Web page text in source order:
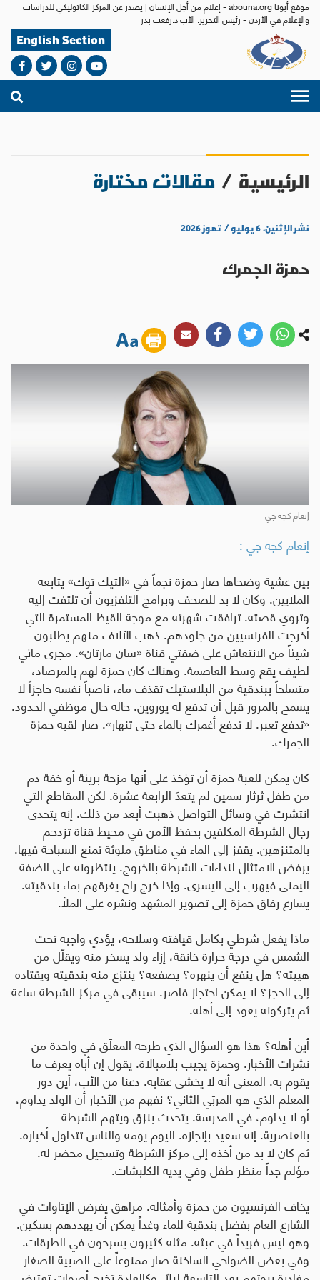
موقع أبونا abouna.org - إعلام من أجل الإنسان | يصدر عن المركز الكاثوليكي للدراسات
والإعلام في الأردن - رئيس التحرير: الأب د.رفعت بدر
English Section
الرئيسية / مقالات مختارة
نشر الإثنين، ٦ يوليو / تموز ٢٠٢٦
حمزة الجمرك
إنعام كجه جي
إنعام كجه جي :
بين عشية وضحاها صار حمزة نجماً في «التيك توك» يتابعه
الملايين. وكان لا بد للصحف وبرامج التلفزيون أن تلتفت إليه
وتروي قصته. ترافقت شهرته مع موجة القيظ المستمرة التي
أخرجت الفرنسيين من جلودهم. ذهب الآلاف منهم يطلبون
شيئاً من الانتعاش على ضفتي قناة «سان مارتان». مجرى مائي
لطيف يقع وسط العاصمة. وهناك كان حمزة لهم بالمرصاد،
متسلحاً ببندقية من البلاستيك تقذف ماء، ناصباً نفسه حاجزاً لا
يسمح بالمرور قبل أن تدفع له يوروين. حاله حال موظفي الحدود.
«تدفع تعبر. لا تدفع أغمرك بالماء حتى تنهار». صار لقبه حمزة
الجمرك.
كان يمكن للعبة حمزة أن تؤخذ على أنها مزحة بريئة أو خفة دم
من طفل ثرثار سمين لم يتعدَ الرابعة عشرة. لكن المقاطع التي
انتشرت في وسائل التواصل ذهبت أبعد من ذلك. إنه يتحدى
رجال الشرطة المكلفين بحفظ الأمن في محيط قناة تزدحم
بالمتنزهين. يقفز إلى الماء في مناطق ملوثة تمنع السباحة فيها.
يرفض الامتثال لنداءات الشرطة بالخروج. ينتظرونه على الضفة
اليمنى فيهرب إلى اليسرى. وإذا خرج راح يغرقهم بماء بندقيته.
يسارع رفاق حمزة إلى تصوير المشهد ونشره على الملأ.
ماذا يفعل شرطي بكامل قيافته وسلاحه، يؤدي واجبه تحت
الشمس في درجة حرارة خانقة، إزاء ولد يسخر منه ويقلّل من
هيبته؟ هل ينفع أن ينهره؟ يصفعه؟ ينتزع منه بندقيته ويقتاده
إلى الحجز؟ لا يمكن احتجاز قاصر. سيبقى في مركز الشرطة ساعة
ثم يتركونه يعود إلى أهله.
أين أهله؟ هذا هو السؤال الذي طرحه المعلّق في واحدة من
نشرات الأخبار. وحمزة يجيب بلامبالاة. يقول إن أباه يعرف ما
يقوم به. المعنى أنه لا يخشى عقابه. دعنا من الأب، أين دور
المعلم الذي هو المربّي الثاني؟ نفهم من الأخبار أن الولد يداوم،
أو لا يداوم، في المدرسة. يتحدث بنزق ويتهم الشرطة
بالعنصرية. إنه سعيد بإنجازه. اليوم يومه والناس تتداول أخباره.
ثم كان لا بد من أخذه إلى مركز الشرطة وتسجيل محضر له.
مؤلم جداً منظر طفل وفي يديه الكلبشات.
يخاف الفرنسيون من حمزة وأمثاله. مراهق يفرض الإتاوات في
الشارع العام بفضل بندقية للماء وغداً يمكن أن يهددهم بسكين.
وهو ليس فريداً في عبثه. مثله كثيرون يسرحون في الطرقات.
وفي بعض الضواحي الساخنة صار ممنوعاً على الصبية الصغار